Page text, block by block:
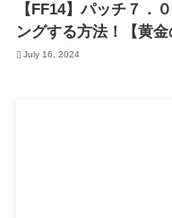
【FF14】パッチ７
ングする方法！【黄金
July 16, 2024